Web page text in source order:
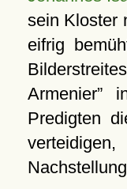
sein Kloster
eifrig
Armenier in
Predigten